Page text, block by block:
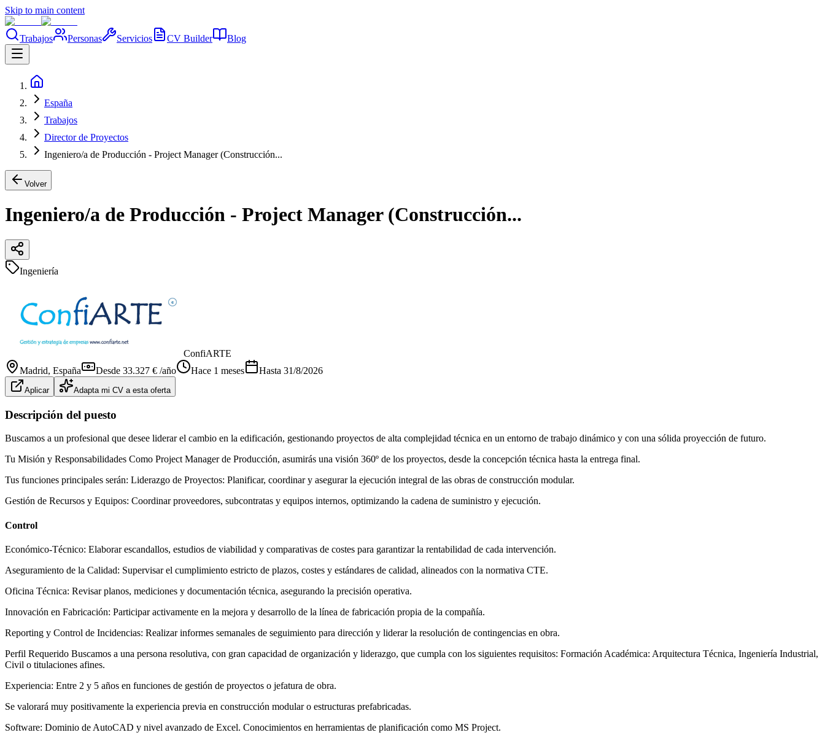
Skip to main content
Trabajos Personas Servicios CV Builder Blog
España
Trabajos
Director de Proyectos
Ingeniero/a de Producción - Project Manager (Construcción...
Volver
Ingeniero/a de Producción - Project Manager (Construcción...
Ingeniería
ConfiARTE
Madrid, España Desde 33.327 € /año Hace 1 meses Hasta 31/8/2026
Aplicar Adapta mi CV a esta oferta
Descripción del puesto
Buscamos a un profesional que desee liderar el cambio en la edificación, gestionando proyectos de alta complejidad técnica en un entorno de trabajo dinámico y con una sólida proyección de futuro.
Tu Misión y Responsabilidades Como Project Manager de Producción, asumirás una visión 360º de los proyectos, desde la concepción técnica hasta la entrega final.
Tus funciones principales serán: Liderazgo de Proyectos: Planificar, coordinar y asegurar la ejecución integral de las obras de construcción modular.
Gestión de Recursos y Equipos: Coordinar proveedores, subcontratas y equipos internos, optimizando la cadena de suministro y ejecución.
Control
Económico-Técnico: Elaborar escandallos, estudios de viabilidad y comparativas de costes para garantizar la rentabilidad de cada intervención.
Aseguramiento de la Calidad: Supervisar el cumplimiento estricto de plazos, costes y estándares de calidad, alineados con la normativa CTE.
Oficina Técnica: Revisar planos, mediciones y documentación técnica, asegurando la precisión operativa.
Innovación en Fabricación: Participar activamente en la mejora y desarrollo de la línea de fabricación propia de la compañía.
Reporting y Control de Incidencias: Realizar informes semanales de seguimiento para dirección y liderar la resolución de contingencias en obra.
Perfil Requerido Buscamos a una persona resolutiva, con gran capacidad de organización y liderazgo, que cumpla con los siguientes requisitos: Formación Académica: Arquitectura Técnica, Ingeniería Industrial,
Civil o titulaciones afines.
Experiencia: Entre 2 y 5 años en funciones de gestión de proyectos o jefatura de obra.
Se valorará muy positivamente la experiencia previa en construcción modular o estructuras prefabricadas.
Software: Dominio de AutoCAD y nivel avanzado de Excel. Conocimientos en herramientas de planificación como MS Project.